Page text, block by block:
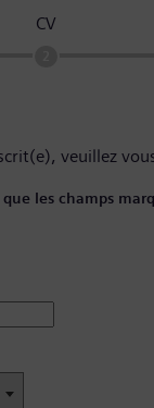
CV
veuillez
les champs